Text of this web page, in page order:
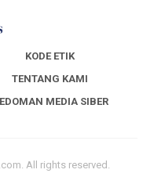
KODE ETIK
TENTANG KAMI
MEDIA SIBER
All rights reserved.